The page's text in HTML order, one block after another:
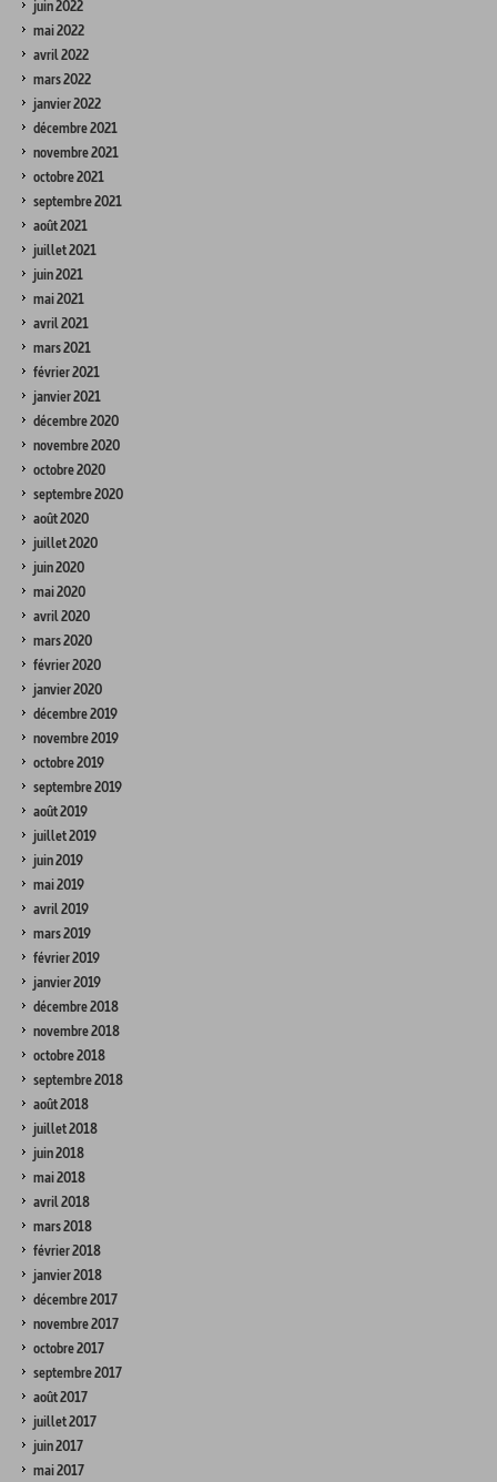
juin 2022
mai 2022
avril 2022
mars 2022
janvier 2022
décembre 2021
novembre 2021
octobre 2021
septembre 2021
août 2021
juillet 2021
juin 2021
mai 2021
avril 2021
mars 2021
février 2021
janvier 2021
décembre 2020
novembre 2020
octobre 2020
septembre 2020
août 2020
juillet 2020
juin 2020
mai 2020
avril 2020
mars 2020
février 2020
janvier 2020
décembre 2019
novembre 2019
octobre 2019
septembre 2019
août 2019
juillet 2019
juin 2019
mai 2019
avril 2019
mars 2019
février 2019
janvier 2019
décembre 2018
novembre 2018
octobre 2018
septembre 2018
août 2018
juillet 2018
juin 2018
mai 2018
avril 2018
mars 2018
février 2018
janvier 2018
décembre 2017
novembre 2017
octobre 2017
septembre 2017
août 2017
juillet 2017
juin 2017
mai 2017